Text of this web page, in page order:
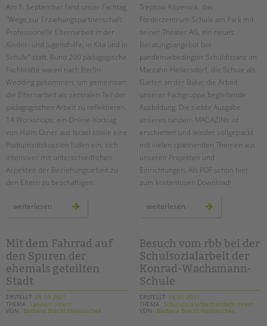
Am 1. September fand unser Fachtag
"Wege zur Erziehungspartnerschaft:
Professionelle Elternarbeit in der
Kinder- und Jugendhilfe, in Kita und in
Schule" statt. Rund 200 pädagogische
Fachkräfte waren nach Berlin-
Wedding gekommen, um gemeinsam
die Elternarbeit als zentralen Teil der
pädagogischen Arbeit zu reflektieren.
14 Workshops, ein Online-Vortrag
von Haim Omer aus Israel sowie eine
Podiumsdiskussion luden ein, sich
intensiver mit unterschiedlichen
Aspekten der Beziehungsarbeit zu
den Eltern zu beschäftigen.
weiterlesen fachtag
Treptow-Köpenick, das
Förderzentrum Schule am Park mit
seiner Theater AG, ein neues
Beratungsangebot bei
pandemiebedingter Schuldistanz im
Marzahn-Hellersdorf, die Schule als
Garten an der Bäke, die Arbeit
unserer Fachgruppe begleitende
Ausbildung: Die siebte Ausgabe
unseres tandem MAGAZINs ist
erschienen und wieder vollgepackt
mit vielen spannenden Themen aus
unseren Projekten und
Einrichtungen. Als PDF schon hier
zum kostenlosen Download!
weiterlesen
tandem
da!
Mit dem Fahrrad auf
den Spuren der
ehemals geteilten
Stadt
ERSTELLT 29.10.2021
THEMA tandem intern
VON
Barbara Brecht-Hadraschek
Besuch vom rbb bei der
Schulsozialarbeit der
Konrad-Wachsmann-
Schule
ERSTELLT 18.01.2021
THEMA Schulsozialarbeittandem intern
VON
Barbara Brecht-Hadraschek